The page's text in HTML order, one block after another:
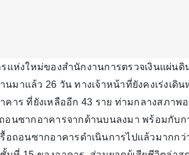
แห่งใหม่ของสำนักงานการตรวจเงินแผ่นดิ
มาแล้ว 26 วัน ทางเจ้าหน้าที่ยังคงเร่งเดิ
าร ที่ยังเหลืออีก 43 ราย ท่ามกลางสภาพ
อนซากอาคารจากด้านบนลงมา พร้อมกับ
ถอนซากอาคารดำเนินการไปแล้วมากกว่